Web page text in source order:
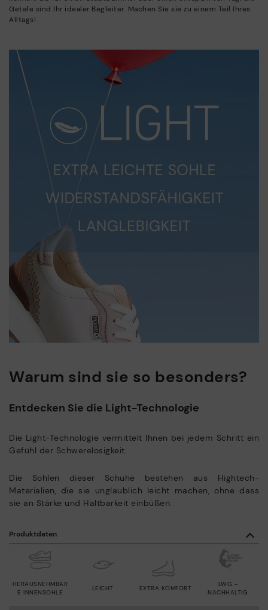
Getafe sind Ihr idealer Begleiter. Machen Sie sie zu einem Teil Ihres
Alltags!
Warum sind sie so besonders?
Entdecken Sie die Light-Technologie
Die Light-Technologie vermittelt Ihnen bei jedem Schritt ein
Gefühl der Schwerelosigkeit.
Die Sohlen dieser Schuhe bestehen aus Hightech-
Materialien, die sie unglaublich leicht machen, ohne dass
sie an Stärke und Haltbarkeit einbüßen.
Produktdaten
LEICHT
HERAUSNEHMBAR
E INNENSOHLE
EXTRA KOMFORT
LWG -
NACHHALTIG